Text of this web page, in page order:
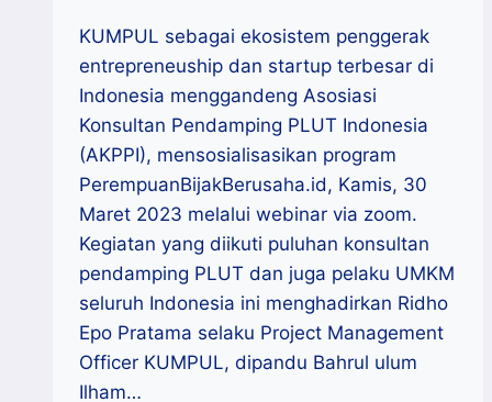
KUMPUL sebagai ekosistem penggerak
entrepreneuship dan startup terbesar di
Indonesia menggandeng Asosiasi
Konsultan Pendamping PLUT Indonesia
(AKPPI), mensosialisasikan program
PerempuanBijakBerusaha.id, Kamis, 30
Maret 2023 melalui webinar via zoom.
Kegiatan yang diikuti puluhan konsultan
pendamping PLUT dan juga pelaku UMKM
seluruh Indonesia ini menghadirkan Ridho
Epo Pratama selaku Project Management
Officer KUMPUL, dipandu Bahrul ulum
Ilham…